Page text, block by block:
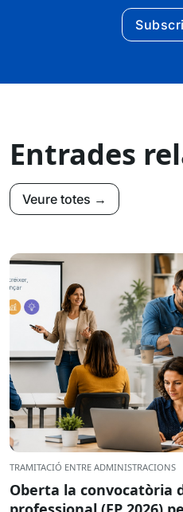
Entrades
Veure totes →
TRAMITACIÓ ENTRE ADMINISTRACIONS
Oberta la convocatòria